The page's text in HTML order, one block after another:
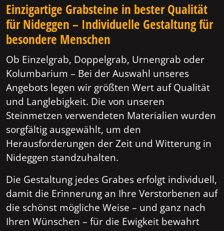
Einzigartige Grabsteine in bester Qualität
für Nideggen – Individuelle Gestaltung für
besondere Menschen
Ob Einzelgrab, Doppelgrab, Urnengrab oder
Kolumbarium – Bei der Auswahl unseres
Angebots legen wir größten Wert auf Qualität
und Langlebigkeit. Die von unseren
Steinmetzen verwendeten Materialien wurden
sorgfältig ausgewählt, um den
Herausforderungen der Zeit und Witterung in
Nideggen standzuhalten.
Die Gestaltung jedes Grabes erfolgt individuell,
damit die Erinnerung an Ihre Verstorbenen auf
die schönst mögliche Weise – und ganz nach
Ihren Wünschen – für die Ewigkeit bewahrt